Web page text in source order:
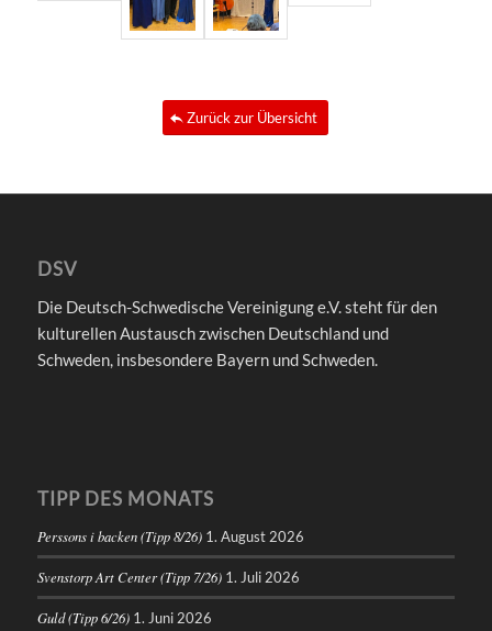
Zurück zur Übersicht
DSV
Die Deutsch-Schwedische Vereinigung e.V. steht für den
kulturellen Austausch zwischen Deutschland und
Schweden, insbesondere Bayern und Schweden.
TIPP DES MONATS
Perssons i backen (Tipp 8/26) 1. August 2026
Svenstorp Art Center (Tipp 7/26) 1. Juli 2026
Guld (Tipp 6/26) 1. Juni 2026